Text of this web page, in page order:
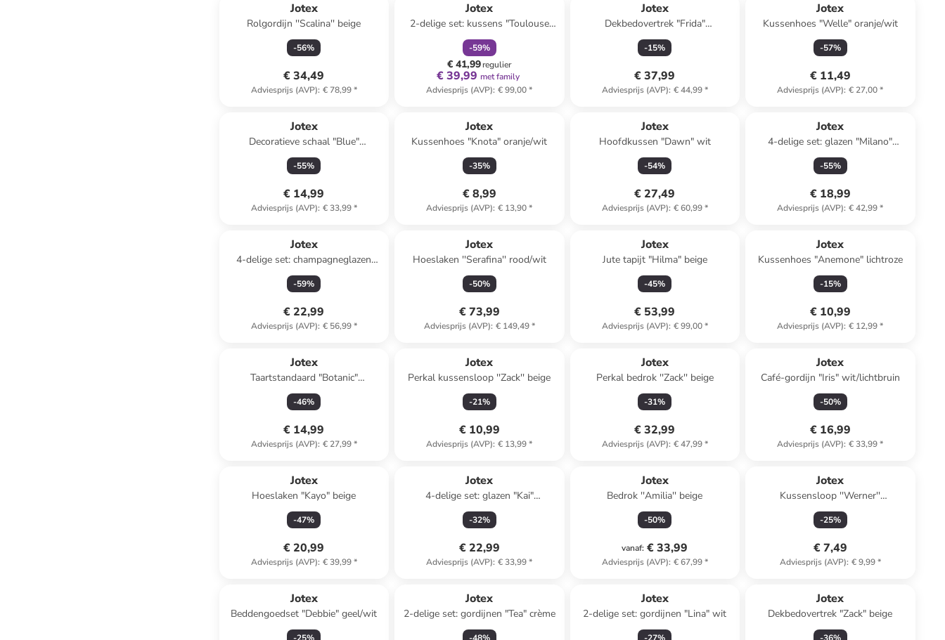
Jotex
Rolgordijn ''Scalina'' beige
-56%
€ 34,49
Adviesprijs (AVP): € 78,99*
Jotex
2-delige set: kussens "Toulouse
Teddy'' wit
-59%
€ 41,99regulier
€ 39,99 met family
Adviesprijs (AVP): € 99,00*
Jotex
Dekbedovertrek "Frida"
lichtblauw/groen
-15%
€ 37,99
Adviesprijs (AVP): € 44,99*
Jotex
Kussenhoes "Welle" oranje/wit
-57%
€ 11,49
Adviesprijs (AVP): € 27,00*
Jotex
Decoratieve schaal "Blue"
wit/blauw/oranje - Ø 23 cm
-55%
€ 14,99
Adviesprijs (AVP): € 33,99*
Jotex
Kussenhoes "Knota" oranje/wit
-35%
€ 8,99
Adviesprijs (AVP): € 13,90*
Jotex
Hoofdkussen "Dawn" wit
-54%
€ 27,49
Adviesprijs (AVP): € 60,99*
Jotex
4-delige set: glazen "Milano"
meerkleurig - 380 ml
-55%
€ 18,99
Adviesprijs (AVP): € 42,99*
Jotex
4-delige set: champagneglazen
"Milano" meerkleurig - 185 ml
-59%
€ 22,99
Adviesprijs (AVP): € 56,99*
Jotex
Hoeslaken ''Serafina'' rood/wit
-50%
€ 73,99
Adviesprijs (AVP): € 149,49*
Jotex
Jute tapijt "Hilma" beige
-45%
€ 53,99
Adviesprijs (AVP): € 99,00*
Jotex
Kussenhoes "Anemone" lichtroze
-15%
€ 10,99
Adviesprijs (AVP): € 12,99*
Jotex
Taartstandaard "Botanic"
crème/lichtroze - (H)6 x Ø 13 cm
-46%
€ 14,99
Adviesprijs (AVP): € 27,99*
Jotex
Perkal kussensloop ''Zack'' beige
-21%
€ 10,99
Adviesprijs (AVP): € 13,99*
Jotex
Perkal bedrok ''Zack'' beige
-31%
€ 32,99
Adviesprijs (AVP): € 47,99*
Jotex
Café-gordijn "Iris" wit/lichtbruin
-50%
€ 16,99
Adviesprijs (AVP): € 33,99*
Jotex
Hoeslaken "Kayo" beige
-47%
€ 20,99
Adviesprijs (AVP): € 39,99*
Jotex
4-delige set: glazen "Kai"
transparant - 450 ml
-32%
€ 22,99
Adviesprijs (AVP): € 33,99*
Jotex
Bedrok ''Amilia'' beige
-50%
vanaf: € 33,99
Adviesprijs (AVP): € 67,99*
Jotex
Kussensloop ''Werner''
lichtroze/oranje
-25%
€ 7,49
Adviesprijs (AVP): € 9,99*
Jotex
Beddengoedset "Debbie" geel/wit
Jotex
2-delige set: gordijnen "Tea" crème
Jotex
2-delige set: gordijnen "Lina" wit
Jotex
Dekbedovertrek "Zack" beige